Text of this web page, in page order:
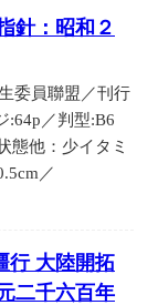
針：昭和２
委員聯盟／刊行
:64p／判型:B6
態他：少イタミ
／
行 大陸開拓
二千六百年